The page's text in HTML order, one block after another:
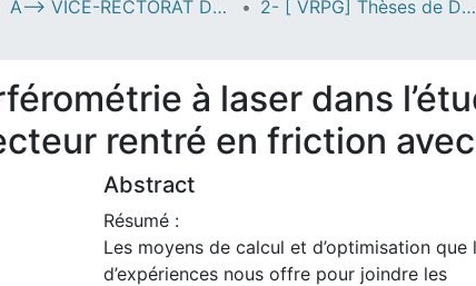
A--> VICE-RECTORAT DE LA POST-GRADUATION 2- [ VRPG] Thèses de Doctorat en Sciences
à laser dans
rentré en friction
Abstract
Résumé :
Les moyens de calcul et d’optimisation
d’expériences nous offre pour joindre les